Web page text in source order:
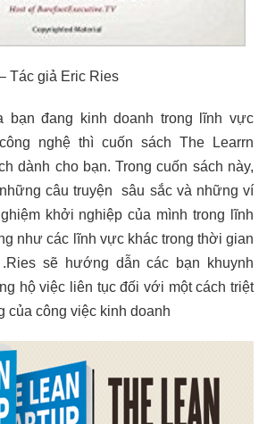
Tác giả Eric Ries
bạn đang kinh doanh trong lĩnh vực
nghệ thì cuốn sách The Learrn
dành cho bạn. Trong cuốn sách này,
câu truyện sâu sắc và những ví
khởi nghiệp của mình trong lĩnh
như các lĩnh vực khác trong thời gian
sẽ hướng dẫn các bạn khuynh
hộ việc liên tục đối với một cách triệt
của công việc kinh doanh